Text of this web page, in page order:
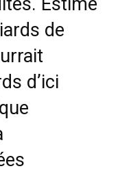
de
d’ici